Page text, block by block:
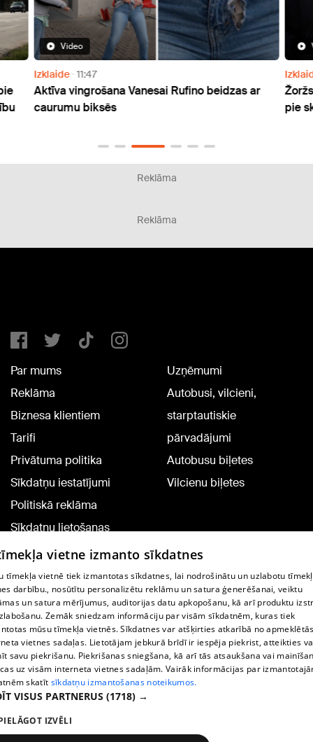
Video
Izklaide 11:47
Aktīva vingrošana Vanesai Rufino beidzas ar
caurumu biksēs
pie
Reklāma
Reklāma
Par mums
Reklāma
Biznesa klientiem
Tarifi
Privātuma politika
Sīkdatņu iestatījumi
Politiskā reklāma
Sīkdatņu lietošanas
noteikumi
Komentāru pievienošana
Uzņēmumi
Autobusi, vilcieni,
starptautiskie
pārvadājumi
Autobusu biļetes
Vilcienu biļetes
TV programma
Līguma noteikumi
360 Ziņu kontakti
Helio Media
Portāla palīdzības dienests: e-pasts -
vietne izmanto sīkdatnes
tīmekļa vietnē tiek izmantotas sīkdatnes, lai nodrošinātu un uzlabotu
darbību., nosūtītu personalizētu reklāmu un satura ģenerēšanai, veiktu
un satura mērījumus, auditorijas datu apkopošanu, kā arī produktu
Zemāk sniedzam informāciju par visām sīkdatnēm, kuras tiek
mūsu tīmekļa vietnēs. Sīkdatnes var atšķirties atkarībā no
vietnes sadaļas. Lietotājam jebkurā brīdī ir iespēja piekrist, atteikties
savu piekrišanu. Piekrišanas sniegšana, kā arī tās atsaukšana vai
uz visām interneta vietnes sadaļām. Vairāk informācijas par
skatīt sīkdatņu izmantošanas noteikumos.
VISUS PARTNERUS (1718) →
IZVĒLI